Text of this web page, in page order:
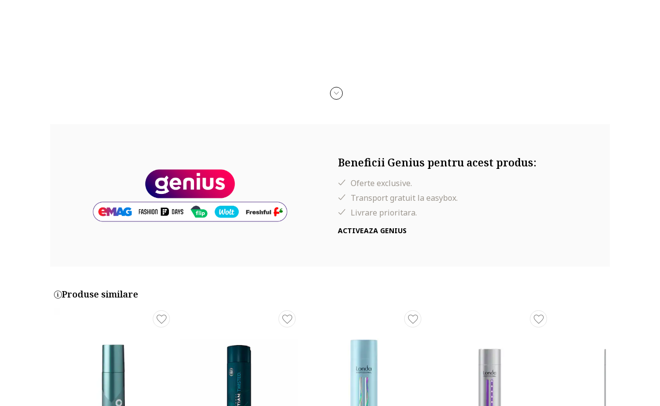
Beneficii Genius pentru acest produs:
Oferte exclusive.
Transport gratuit la easybox.
Livrare prioritara.
ACTIVEAZA GENIUS
Produse similare